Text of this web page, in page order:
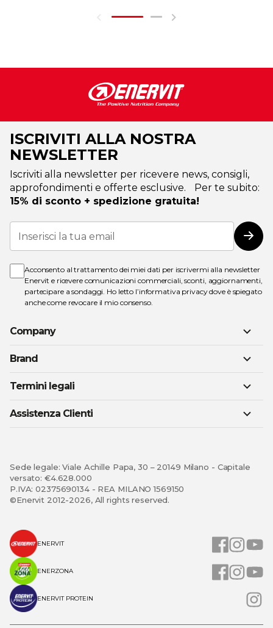
ISCRIVITI ALLA NOSTRA
NEWSLETTER
Iscriviti alla newsletter per ricevere news, consigli,
approfondimenti e offerte esclusive. Per te subito:
15% di sconto + spedizione gratuita!
Iscriviti
alla
nostra
Acconsento al trattamento dei miei dati per iscrivermi alla newsletter
Enervit e ricevere comunicazioni commerciali, sconti, aggiornamenti,
partecipare a sondaggi. Ho letto l’informativa privacydove è spiegato
anche come revocare il mio consenso.
Company
Brand
Termini legali
Assistenza Clienti
Sede legale: Viale Achille Papa, 30 – 20149 Milano - Capitale
versato: €4.628.000
P.IVA: 02375690134 - REA MILANO 1569150
©Enervit 2012-2026, All rights reserved.
ENERVIT
ENERZONA
ENERVIT PROTEIN